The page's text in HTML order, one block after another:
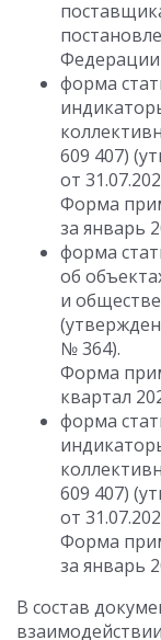
форма
609 407)
от
Форма
за январь
форма
об
и
№ 364).
Форма
квартал
форма
609 407)
от
Форма
за январь
В состав